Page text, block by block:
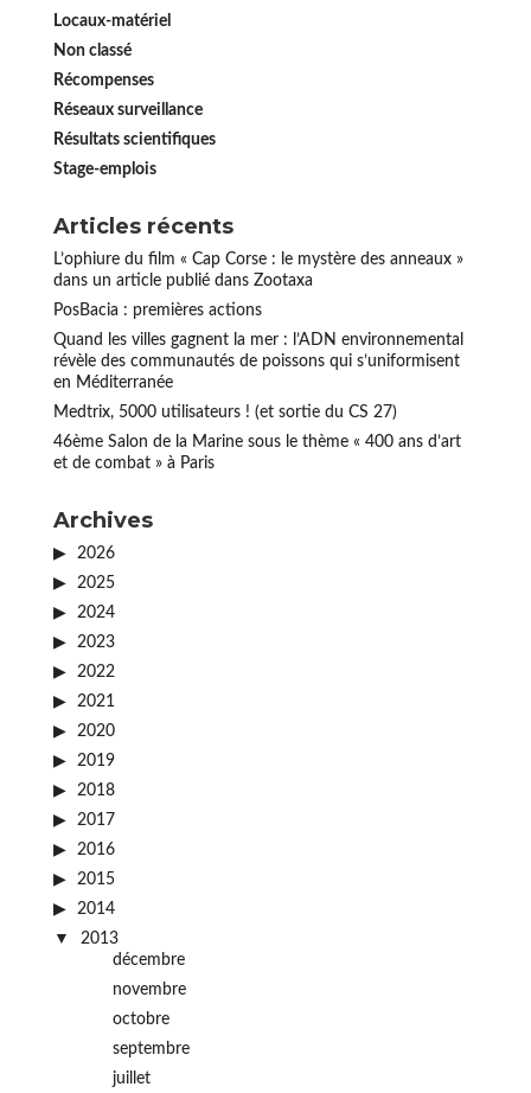
Locaux-matériel
Non classé
Récompenses
Réseaux surveillance
Résultats scientifiques
Stage-emplois
Articles récents
L’ophiure du film « Cap Corse : le mystère des anneaux »
dans un article publié dans Zootaxa
PosBacia : premières actions
Quand les villes gagnent la mer : l’ADN environnemental
révèle des communautés de poissons qui s’uniformisent
en Méditerranée
Medtrix, 5000 utilisateurs ! (et sortie du CS 27)
46ème Salon de la Marine sous le thème « 400 ans d’art
et de combat » à Paris
Archives
2026
2025
2024
2023
2022
2021
2020
2019
2018
2017
2016
2015
2014
2013
décembre
novembre
octobre
septembre
juillet